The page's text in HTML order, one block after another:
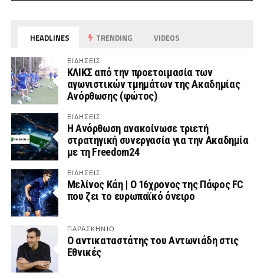
HEADLINES TRENDING VIDEOS
ΕΙΔΗΣΕΙΣ
ΚΛΙΚΣ από την προετοιμασία των
αγωνιστικών τμημάτων της Ακαδημίας
Ανόρθωσης (φώτος)
ΕΙΔΗΣΕΙΣ
Η Ανόρθωση ανακοίνωσε τριετή
στρατηγική συνεργασία για την Ακαδημία
με τη Freedom24
ΕΙΔΗΣΕΙΣ
Μελίνος Κάη | Ο 16χρονος της Πάφος FC
που ζει το ευρωπαϊκό όνειρο
ΠΑΡΑΣΚΉΝΙΟ
Ο αντικαταστάτης του Αντωνιάδη στις
Εθνικές